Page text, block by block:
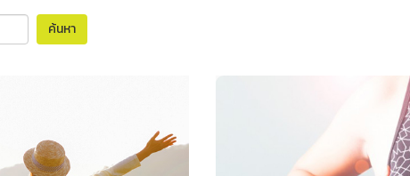
ค้นหา